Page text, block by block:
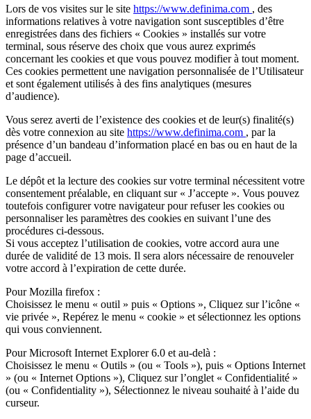
Lors de vos visites sur le site https://www.definima.com , des
informations relatives à votre navigation sont susceptibles d’être
enregistrées dans des fichiers « Cookies » installés sur votre
terminal, sous réserve des choix que vous aurez exprimés
concernant les cookies et que vous pouvez modifier à tout moment.
Ces cookies permettent une navigation personnalisée de l’Utilisateur
et sont également utilisés à des fins analytiques (mesures
d’audience).
Vous serez averti de l’existence des cookies et de leur(s) finalité(s)
dès votre connexion au site https://www.definima.com , par la
présence d’un bandeau d’information placé en bas ou en haut de la
page d’accueil.
Le dépôt et la lecture des cookies sur votre terminal nécessitent votre
consentement préalable, en cliquant sur « J’accepte ». Vous pouvez
toutefois configurer votre navigateur pour refuser les cookies ou
personnaliser les paramètres des cookies en suivant l’une des
procédures ci-dessous.
Si vous acceptez l’utilisation de cookies, votre accord aura une
durée de validité de 13 mois. Il sera alors nécessaire de renouveler
votre accord à l’expiration de cette durée.
Pour Mozilla firefox :
Choisissez le menu « outil » puis « Options », Cliquez sur l’icône «
vie privée », Repérez le menu « cookie » et sélectionnez les options
qui vous conviennent.
Pour Microsoft Internet Explorer 6.0 et au-delà :
Choisissez le menu « Outils » (ou « Tools »), puis « Options Internet
» (ou « Internet Options »), Cliquez sur l’onglet « Confidentialité »
(ou « Confidentiality »), Sélectionnez le niveau souhaité à l’aide du
curseur.